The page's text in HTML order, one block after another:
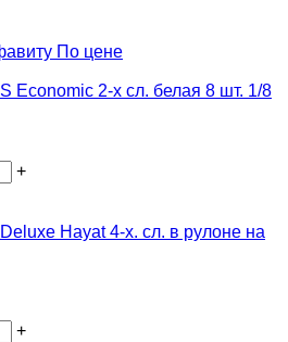
По цене
Economic 2-х сл. белая 8 шт. 1/8
+
Hayat 4-х. сл. в рулоне на
+